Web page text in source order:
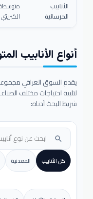
الأنابيب
الخرسانية
أنواع الأنابيب
يقدم السوق العراقي
لتلبية احتياجات مختلف
شريط البحث أدناه:
search
كل الأنابيب المعدنية